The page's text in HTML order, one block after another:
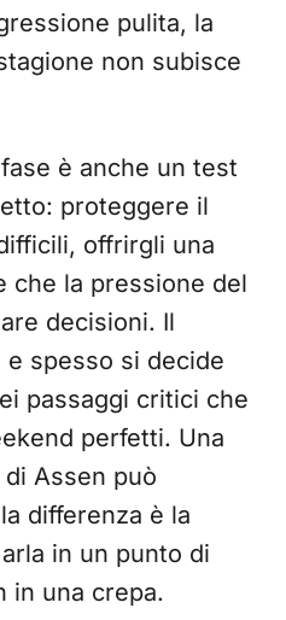
pulita, la
non subisce
è anche un test
proteggere il
offrirgli una
che la pressione del
decisioni. Il
spesso si decide
passaggi critici che
perfetti. Una
Assen può
differenza è la
in un punto di
in una crepa.